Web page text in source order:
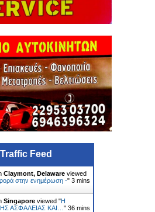
Feed
Claymont, Delaware viewed
στην ενημέρωση -" 3 mins
Singapore viewed "Η
ΑΣΦΑΛΕΙΑΣ ΚΑΙ… " 36 mins